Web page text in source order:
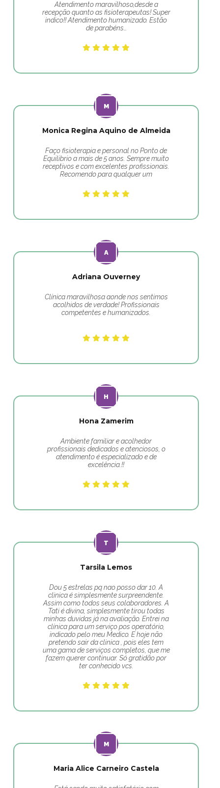
Atendimento maravilhoso,desde a
recepção quanto as fisioterapeutas! Super
indico!! Atendimento humanizado. Estão
de parabéns…
Monica Regina Aquino de Almeida
Faço fisioterapia e personal no Ponto de
Equilibrio a mais de 5 anos. Sempre muito
receptivos e com excelentes profissionais.
Recomendo para qualquer um
Adriana Ouverney
Clínica maravilhosa aonde nos sentimos
acolhidos de verdade! Profissionais
competentes e humanizados.
Hona Zamerim
Ambiente familiar e acolhedor
profissionais dedicados e atenciosos, o
atendimento é especializado e de
excelência.!!
Tarsila Lemos
Dou 5 estrelas pq nao posso dar 10. A
clinica é simplesmente surpreendente.
Assim como todos seus colaboradores. A
Tati é divina, simplesmente tirou todas
minhas duvidas já na avaliação. Entrei na
clínica para um serviço pos operatório,
indicado pelo meu Medico. E hoje não
pretendo sair da clinica , pois eles tem
uma gama de serviços completos, que me
fazem querer continuar. Só gratidão por
ter conhecido vcs.
Maria Alice Carneiro Castela